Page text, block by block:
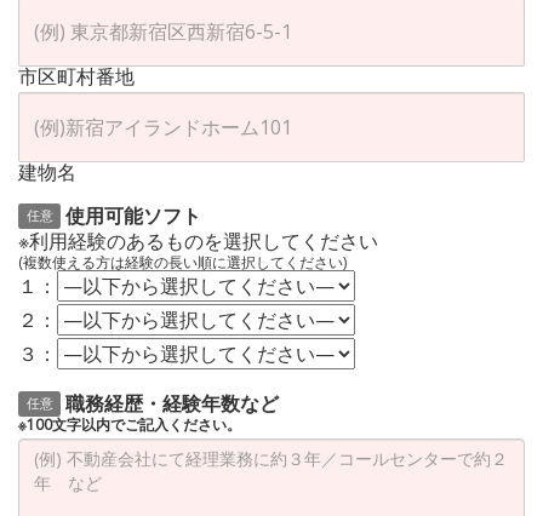
市区町村番地
建物名
任意
使用可能ソフト
※利用経験のあるものを選択してください
(複数使える方は経験の長い順に選択してください)
１：
２：
３：
任意 職務経歴・経験年数など
※100文字以内でご記入ください。